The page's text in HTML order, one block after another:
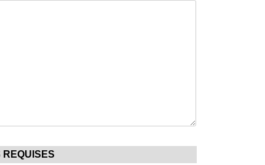
REQUISES